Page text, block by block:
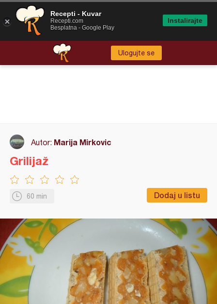
Ulogujte se
Autor: Marija Mirkovic
60 min Dodaj u listu
Grilijaž
Recepti - Kuvar
Recepti.com
Besplatna - Google Play
Instalirajte